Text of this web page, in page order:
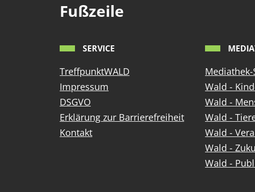
Fußzeile
SERVICE
TreffpunktWALD
Impressum
DSGVO
Erklärung zur Barrierefreiheit
Kontakt
Wald -
Wald -
Wald -
Wald -
Wald -
Wald -